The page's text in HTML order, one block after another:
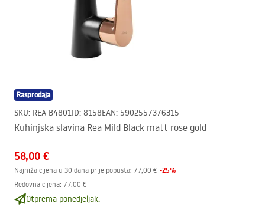
Rasprodaja
SKU: REA-B4801ID: 8158EAN: 5902557376315
Kuhinjska slavina Rea Mild Black matt rose gold
58,00 €
Najniža cijena u 30 dana prije popusta: 77,00 € -25%
Redovna cijena: 77,00 €
Otprema ponedjeljak.